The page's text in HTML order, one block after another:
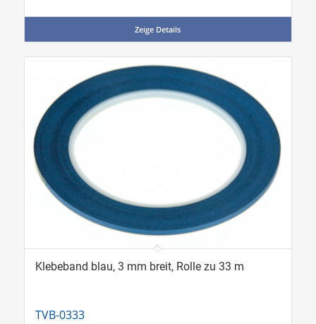
Zeige Details
Klebeband blau, 3 mm breit, Rolle zu 33 m
TVB-0333